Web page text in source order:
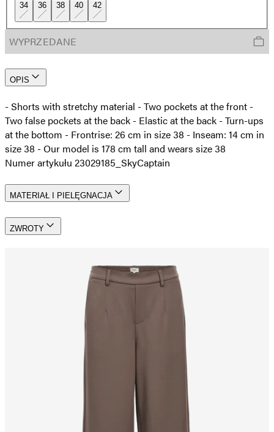
34 36 38 40 42
WYPRZEDANE
OPIS
- Shorts with stretchy material - Two pockets at the front -
Two false pockets at the back - Elastic at the back - Turn-ups
at the bottom - Frontrise: 26 cm in size 38 - Inseam: 14 cm in
size 38 - Our model is 178 cm tall and wears size 38
Numer artykułu 23029185_SkyCaptain
MATERIAŁ I PIELĘGNACJA
ZWROTY